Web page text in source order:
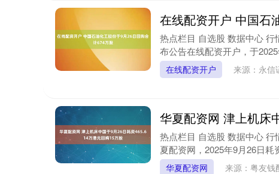
在线配资开户 中国石
热点栏目 自选股 数据中心
布公告在线配资开户，于
在线配资开户 来源：永信
华夏配资网 津上机床
热点栏目 自选股 数据中心
夏配资网，2025年9月26日耗
华夏配资网 来源：粤友钱